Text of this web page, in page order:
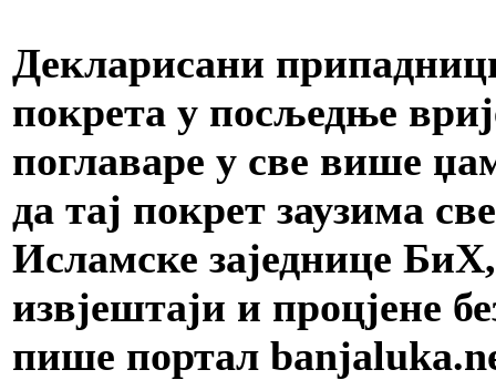
Декларисани
покрета у посљедње
поглаваре у све више
да тај покрет заузима
Исламске заједнице
извјештаји и процјене
пише портал